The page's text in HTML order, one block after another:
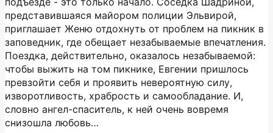
представившаяся майором полиции Эльвирой,
приглашает Женю отдохнуть от проблем на пикник в
заповедник, где обещает незабываемые впечатления.
Поездка, действительно, оказалось незабываемой:
чтобы выжить на том пикнике, Евгении пришлось
превзойти себя и проявить невероятную силу,
изворотливость, храбрость и самообладание. И,
словно ангел-спаситель, к ней очень вовремя
снизошла любовь…